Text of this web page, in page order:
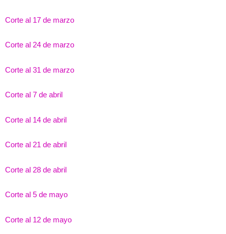
Corte al 17 de marzo
Corte al 24 de marzo
Corte al 31 de marzo
Corte al 7 de abril
Corte al 14 de abril
Corte al 21 de abril
Corte al 28 de abril
Corte al 5 de mayo
Corte al 12 de mayo